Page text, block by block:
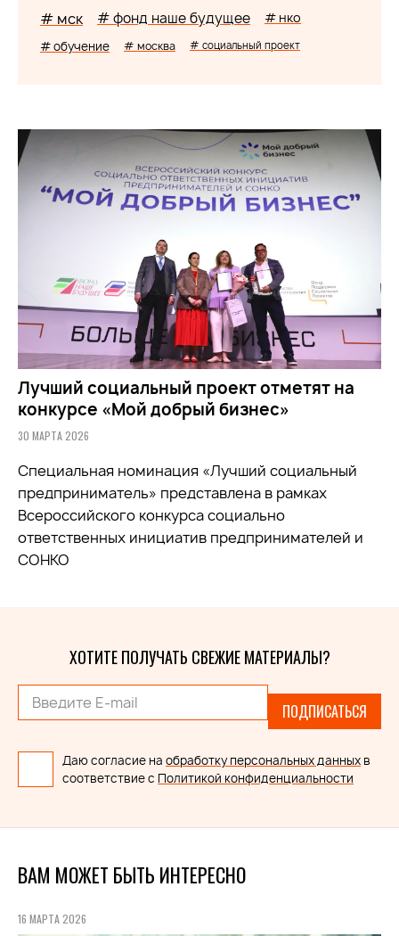
# мск # фонд наше будущее # нко
# обучение # москва # социальный проект
Лучший социальный проект отметят на
конкурсе «Мой добрый бизнес»
30 МАРТА 2026
Специальная номинация «Лучший социальный
предприниматель» представлена в рамках
Всероссийского конкурса социально
ответственных инициатив предпринимателей и
СОНКО
ХОТИТЕ ПОЛУЧАТЬ СВЕЖИЕ МАТЕРИАЛЫ?
ПОДПИСАТЬСЯ
Даю согласие на обработку персональных данных в
соответствие с Политикой конфиденциальности
ВАМ МОЖЕТ БЫТЬ ИНТЕРЕСНО
16 МАРТА 2026